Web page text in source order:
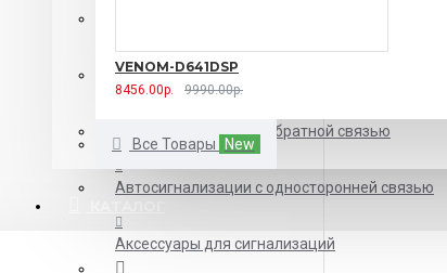
VENOM-D641DSP
8456.00р. 9990.00р.
Все Товары New
Автосигнализации с автозапуском
Автосигнализации с обратной связью
Автосигнализации с односторонней связью
Аксессуары для сигнализаций